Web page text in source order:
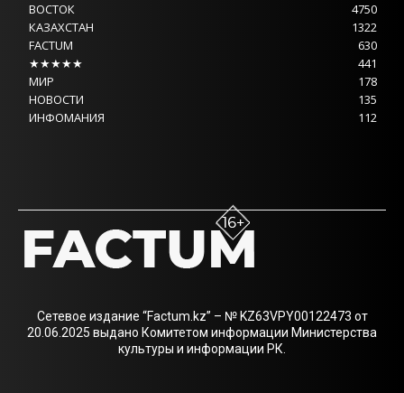
ВОСТОК
4750
КАЗАХСТАН
1322
FACTUM
630
★★★★★
441
МИР
178
НОВОСТИ
135
ИНФОМАНИЯ
112
Сетевое издание “Factum.kz” – № KZ63VPY00122473 от
20.06.2025 выдано Комитетом информации Министерства
культуры и информации РК.